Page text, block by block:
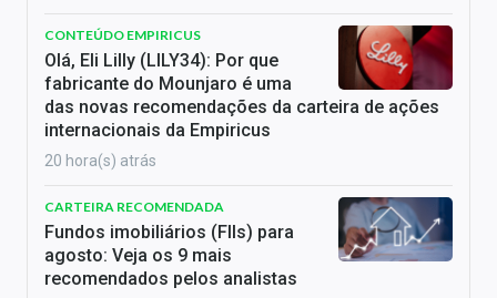
CONTEÚDO EMPIRICUS
Olá, Eli Lilly (LILY34): Por que
fabricante do Mounjaro é uma
das novas recomendações da carteira de ações
internacionais da Empiricus
20 hora(s) atrás
CARTEIRA RECOMENDADA
Fundos imobiliários (FIIs) para
agosto: Veja os 9 mais
recomendados pelos analistas